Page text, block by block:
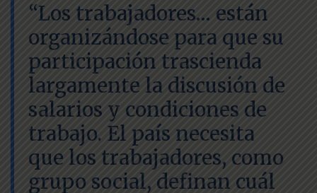
“Los trabajadores… están
organizándose para que su
participación trascienda
largamente la discusión de
salarios y condiciones de
trabajo. El país necesita
que los trabajadores, como
grupo social, definan cuál